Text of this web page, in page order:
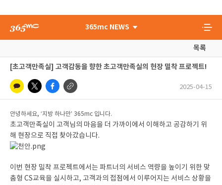
365mc NEWS
목록
[초고객만족실] 고객감동을 향한 초고객만족실의 현장 밀착 프로젝트!
2025-04-15
안녕하세요, ‘지방 하나만’ 365mc 입니다.
초고객만족실이 고객님의 마음을 더 가까이에서 이해하고 공감하기 위
해 현장으로 직접 찾아갔습니다.
이번 현장 밀착 프로젝트에서는 파트너의 서비스 역량을 높이기 위한 맞
춤형 CS교육을 실시하고, 고객과의 접점에서 이루어지는 서비스 상황을